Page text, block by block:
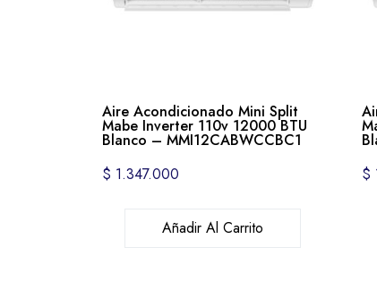
Aire Acondicionado Mini Split
Mabe Inverter 110v 12000 BTU
Blanco – MMI12CABWCCBC1
$ 1.347.000
Añadir Al Carrito
$